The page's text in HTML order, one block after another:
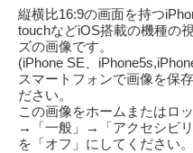
縦横比16:9の画面を持つ
touchなどiOS搭載の機種の
ズの画像です。
(iPhone SE、
スマートフォンで画像を保
ださい。
この画像をホームまたはロ
→「一般」→「アクセシビ
を「オフ」にしてください。